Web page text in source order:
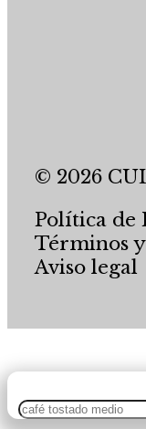
© 2026
Política de
Términos
Aviso legal